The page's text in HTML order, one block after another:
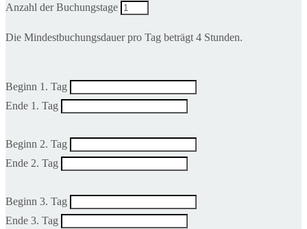
Anzahl der Buchungstage
Die Mindestbuchungsdauer pro Tag beträgt 4 Stunden.
Beginn 1. Tag
Ende 1. Tag
Beginn 2. Tag
Ende 2. Tag
Beginn 3. Tag
Ende 3. Tag